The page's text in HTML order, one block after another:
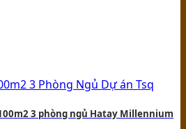
3 phòng ngủ Hatay Millennium